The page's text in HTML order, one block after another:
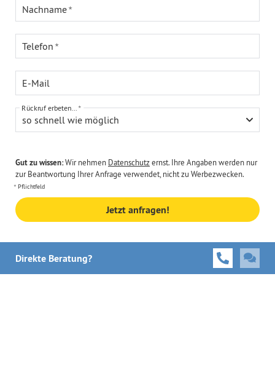
Nachname
Telefon
E-Mail
so schnell wie möglich
Rückruf erbeten...
Gut zu wissen:Wir nehmen Datenschutzernst. Ihre Angaben werden nur
zur Beantwortung Ihrer Anfrage verwendet, nicht zu Werbezwecken.
Pflichtfeld
Jetzt anfragen!
Direkte Beratung?